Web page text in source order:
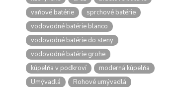
vaňové batérie
sprchové batérie
vodovodné batérie blanco
vodovodné batérie do steny
vodovodné batérie grohe
kúpelňa v podkroví
moderná kúpelňa
Umývadlá
Rohové umývadlá